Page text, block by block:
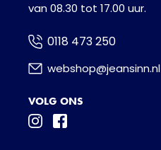
van 08.30 tot 17.00 uur.
0118 473 250
webshop@jeansinn.nl
VOLG ONS